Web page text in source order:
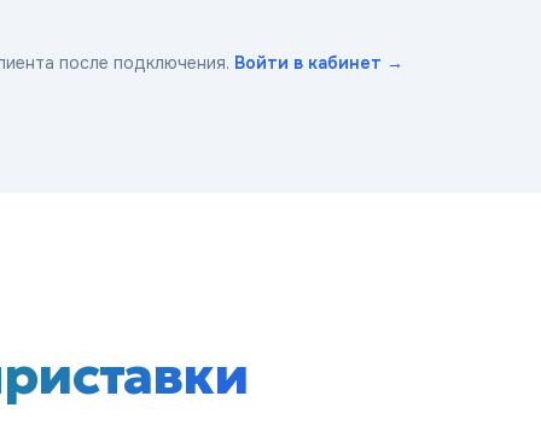
после подключения. Войти в кабинет →